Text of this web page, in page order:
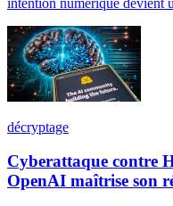
intention numérique devient
décryptage
Cyberattaque contre
OpenAI maîtrise son